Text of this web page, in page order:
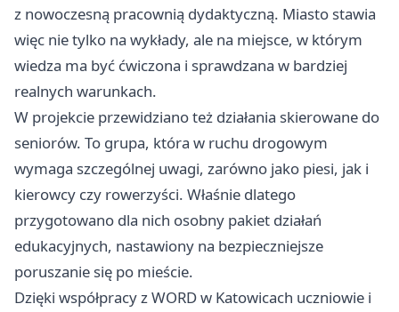
z nowoczesną pracownią dydaktyczną. Miasto stawia
więc nie tylko na wykłady, ale na miejsce, w którym
wiedza ma być ćwiczona i sprawdzana w bardziej
realnych warunkach.
W projekcie przewidziano też działania skierowane do
seniorów. To grupa, która w ruchu drogowym
wymaga szczególnej uwagi, zarówno jako piesi, jak i
kierowcy czy rowerzyści. Właśnie dlatego
przygotowano dla nich osobny pakiet działań
edukacyjnych, nastawiony na bezpieczniejsze
poruszanie się po mieście.
Dzięki współpracy z WORD w Katowicach uczniowie i